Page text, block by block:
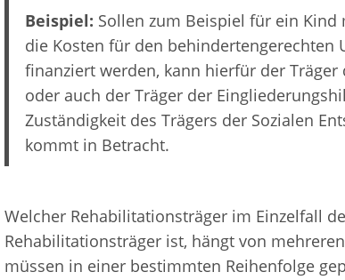
Beispiel: Sollen zum Beispiel für ein
die Kosten für den behindertengerechten
finanziert werden, kann hierfür der
oder auch der Träger der
Zuständigkeit des Trägers der Sozialen
kommt in Betracht.
Welcher Rehabilitationsträger im Einzelfall
Rehabilitationsträger ist, hängt von
müssen in einer bestimmten Reihenfolge